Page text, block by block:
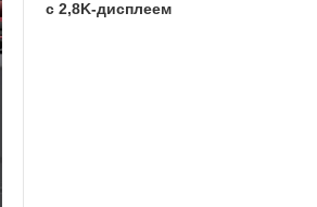
с 2,8K-дисплеем